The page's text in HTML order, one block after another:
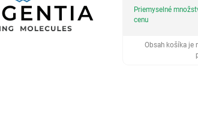
Priemyselné
cenu
Obsah košíka je